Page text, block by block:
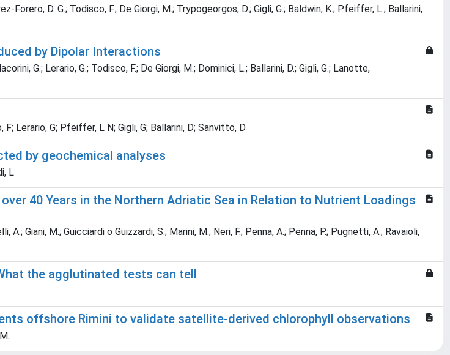
D. G.; Todisco, F.; De Giorgi, M.; Trypogeorgos, D.; Gigli, G.; Baldwin, K.; Pfeiffer, L.; Ballarini,
by Dipolar Interactions
G.; Lerario, G.; Todisco, F.; De Giorgi, M.; Dominici, L.; Ballarini, D.; Gigli, G.; Lanotte,
Lerario, G; Pfeiffer, L N; Gigli, G; Ballarini, D; Sanvitto, D
by geochemical analyses
L
40 Years in the Northern Adriatic Sea in Relation to Nutrient Loadings
A.; Giani, M.; Guicciardi o Guizzardi, S.; Marini, M.; Neri, F.; Penna, A.; Penna, P.; Pugnetti, A.; Ravaioli,
the agglutinated tests can tell
offshore Rimini to validate satellite-derived chlorophyll observations